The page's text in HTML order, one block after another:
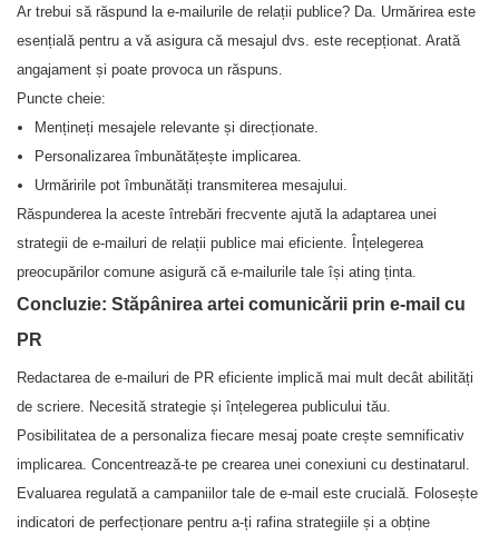
Ar trebui să răspund la e-mailurile de relații publice? Da. Urmărirea este
esențială pentru a vă asigura că mesajul dvs. este recepționat. Arată
angajament și poate provoca un răspuns.
Puncte cheie:
Mențineți mesajele relevante și direcționate.
Personalizarea îmbunătățește implicarea.
Urmăririle pot îmbunătăți transmiterea mesajului.
Răspunderea la aceste întrebări frecvente ajută la adaptarea unei
strategii de e-mailuri de relații publice mai eficiente. Înțelegerea
preocupărilor comune asigură că e-mailurile tale își ating ținta.
Concluzie: Stăpânirea artei comunicării prin e-mail cu
PR
Redactarea de e-mailuri de PR eficiente implică mai mult decât abilități
de scriere. Necesită strategie și înțelegerea publicului tău.
Posibilitatea de a personaliza fiecare mesaj poate crește semnificativ
implicarea. Concentrează-te pe crearea unei conexiuni cu destinatarul.
Evaluarea regulată a campaniilor tale de e-mail este crucială. Folosește
indicatori de perfecționare pentru a-ți rafina strategiile și a obține